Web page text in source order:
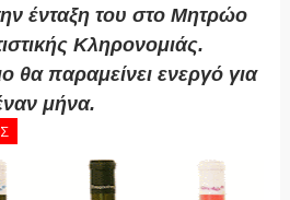
ένταξη του στο Μητρώο
Κληρονομιάς.
θα παραμείνει ενεργό για
μήνα.